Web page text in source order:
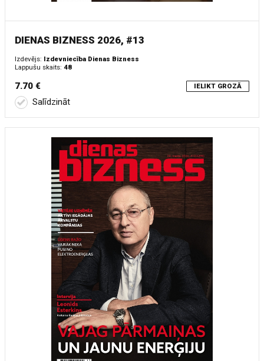
DIENAS BIZNESS 2026, #13
Izdevējs: Izdevniecība Dienas Bizness
Lappušu skaits: 48
7.70 € IELIKT GROZĀ
Salīdzināt